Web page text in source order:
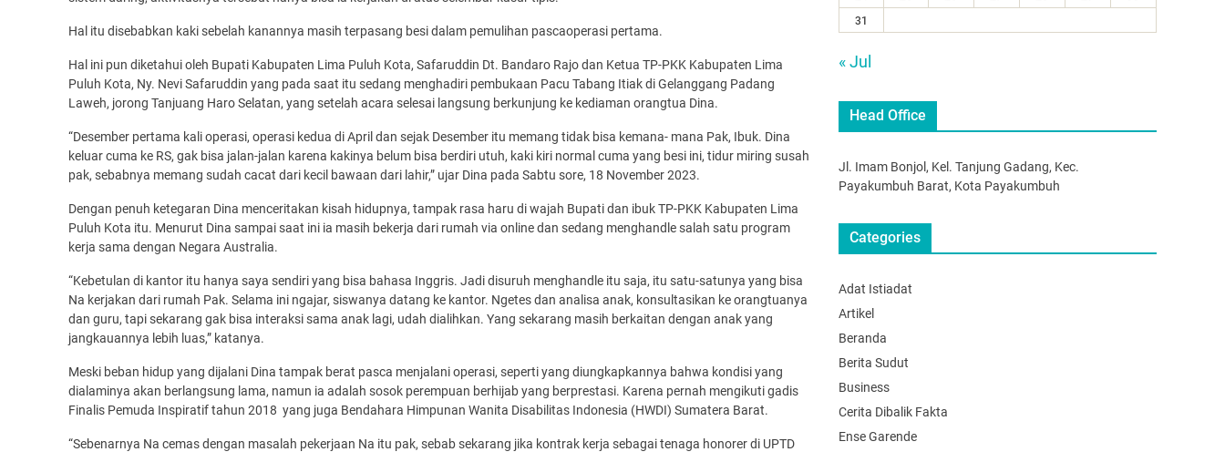
Hal itu disebabkan kaki sebelah kanannya masih terpasang besi dalam pemulihan pascaoperasi pertama.
Hal ini pun diketahui oleh Bupati Kabupaten Lima Puluh Kota, Safaruddin Dt. Bandaro Rajo dan Ketua TP-PKK Kabupaten Lima
Puluh Kota, Ny. Nevi Safaruddin yang pada saat itu sedang menghadiri pembukaan Pacu Tabang Itiak di Gelanggang Padang
Laweh, jorong Tanjuang Haro Selatan, yang setelah acara selesai langsung berkunjung ke kediaman orangtua Dina.
“Desember pertama kali operasi, operasi kedua di April dan sejak Desember itu memang tidak bisa kemana- mana Pak, Ibuk. Dina
keluar cuma ke RS, gak bisa jalan-jalan karena kakinya belum bisa berdiri utuh, kaki kiri normal cuma yang besi ini, tidur miring susah
pak, sebabnya memang sudah cacat dari kecil bawaan dari lahir,” ujar Dina pada Sabtu sore, 18 November 2023.
Dengan penuh ketegaran Dina menceritakan kisah hidupnya, tampak rasa haru di wajah Bupati dan ibuk TP-PKK Kabupaten Lima
Puluh Kota itu. Menurut Dina sampai saat ini ia masih bekerja dari rumah via online dan sedang menghandle salah satu program
kerja sama dengan Negara Australia.
“Kebetulan di kantor itu hanya saya sendiri yang bisa bahasa Inggris. Jadi disuruh menghandle itu saja, itu satu-satunya yang bisa
Na kerjakan dari rumah Pak. Selama ini ngajar, siswanya datang ke kantor. Ngetes dan analisa anak, konsultasikan ke orangtuanya
dan guru, tapi sekarang gak bisa interaksi sama anak lagi, udah dialihkan. Yang sekarang masih berkaitan dengan anak yang
jangkauannya lebih luas,” katanya.
Meski beban hidup yang dijalani Dina tampak berat pasca menjalani operasi, seperti yang diungkapkannya bahwa kondisi yang
dialaminya akan berlangsung lama, namun ia adalah sosok perempuan berhijab yang berprestasi. Karena pernah mengikuti gadis
Finalis Pemuda Inspiratif tahun 2018 yang juga Bendahara Himpunan Wanita Disabilitas Indonesia (HWDI) Sumatera Barat.
“Sebenarnya Na cemas dengan masalah pekerjaan Na itu pak, sebab sekarang jika kontrak kerja sebagai tenaga honorer di UPTD
31
« Jul
Head Office
Jl. Imam Bonjol, Kel. Tanjung Gadang, Kec.
Payakumbuh Barat, Kota Payakumbuh
Categories
Adat Istiadat
Artikel
Beranda
Berita Sudut
Business
Cerita Dibalik Fakta
Ense Garende